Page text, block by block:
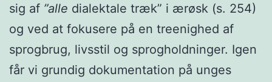
sig af ”alle dialektale træk” i ærøsk (s. 254)
og ved at fokusere på en treenighed af
sprogbrug, livsstil og sprogholdninger. Igen
får vi grundig dokumentation på unges